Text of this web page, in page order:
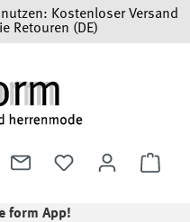
Kostenloser Versand
Retouren (DE)
form App!